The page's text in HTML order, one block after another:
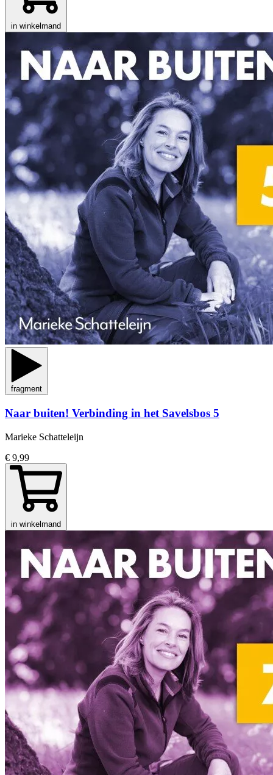
in winkelmand
fragment
Naar buiten! Verbinding in het Savelsbos 5
Marieke Schatteleijn
€ 9,99
in winkelmand